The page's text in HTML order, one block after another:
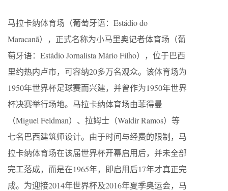
马拉卡纳体育场（葡萄牙语：Estádio do
Maracanã），正式名称为小马里奥记者体育场（葡
萄牙语：Estádio Jornalista Mário Filho），位于巴西
里约热内卢市，可容纳20多万名观众。该体育场为
1950年世界杯足球赛而兴建，并曾作为1950年世界
杯决赛举行场地。马拉卡纳体育场由菲得曼
（Miguel Feldman）、拉姆士（Waldir Ramos）等
七名巴西建筑师设计。由于时间与经费的限制，马
拉卡纳体育场在该届世界杯开幕启用后，并未全部
完工落成，而是在1965年，即启用后17年才真正完
成。为迎接2014年世界杯及2016年夏季奥运会，马